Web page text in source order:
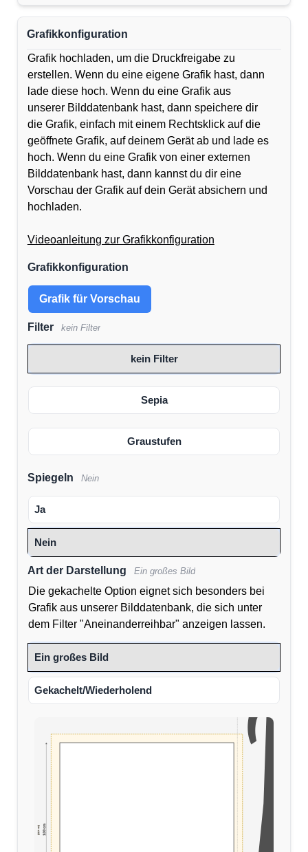
Grafikkonfiguration
Grafik hochladen, um die Druckfreigabe zu
erstellen. Wenn du eine eigene Grafik hast, dann
lade diese hoch. Wenn du eine Grafik aus
unserer Bilddatenbank hast, dann speichere dir
die Grafik, einfach mit einem Rechtsklick auf die
geöffnete Grafik, auf deinem Gerät ab und lade es
hoch. Wenn du eine Grafik von einer externen
Bilddatenbank hast, dann kannst du dir eine
Vorschau der Grafik auf dein Gerät absichern und
hochladen.
Videoanleitung zur Grafikkonfiguration
Grafikkonfiguration
Grafik für Vorschau
Filter kein Filter
kein Filter
Sepia
Graustufen
Spiegeln Nein
Ja
Nein
Art der Darstellung Ein großes Bild
Die gekachelte Option eignet sich besonders bei
Grafik aus unserer Bilddatenbank, die sich unter
dem Filter "Aneinanderreihbar" anzeigen lassen.
Ein großes Bild
Gekachelt/Wiederholend
100 cm
(110 cm)